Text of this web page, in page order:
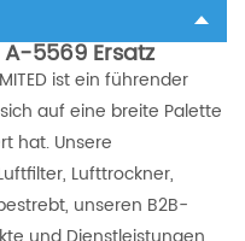
5569 Ersatz
ist ein führender
auf eine breite Palette
hat. Unsere
Lufttrockner,
unseren B2B-